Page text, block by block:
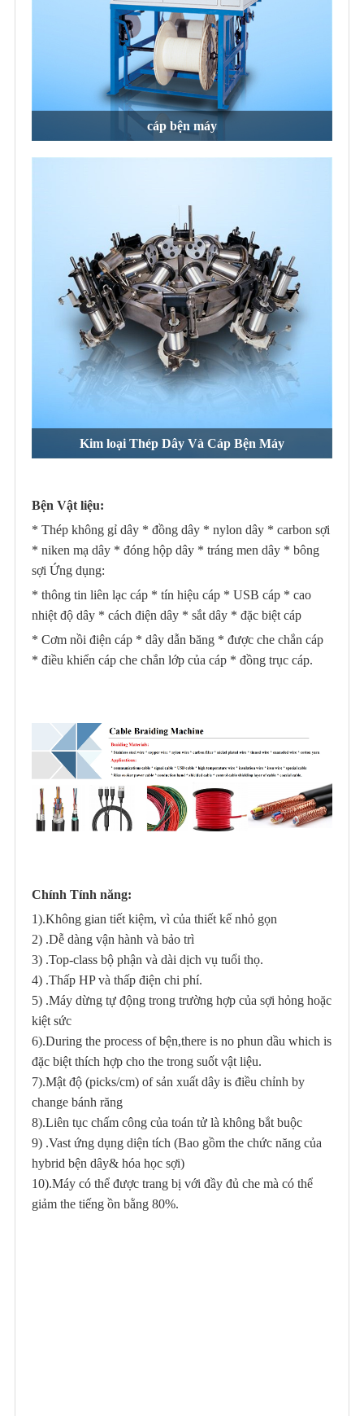
cáp bện máy
Kim loại Thép Dây Và Cáp Bện Máy
Bện Vật liệu:
* Thép không gỉ dây * đồng dây * nylon dây * carbon sợi
* niken mạ dây * đóng hộp dây * tráng men dây * bông
sợi Ứng dụng:
* thông tin liên lạc cáp * tín hiệu cáp * USB cáp * cao
nhiệt độ dây * cách điện dây * sắt dây * đặc biệt cáp
* Cơm nồi điện cáp * dây dẫn băng * được che chắn cáp
* điều khiển cáp che chắn lớp của cáp * đồng trục cáp.
Chính Tính năng:
1).Không gian tiết kiệm, vì của thiết kế nhỏ gọn
2) .Dễ dàng vận hành và bảo trì
3) .Top-class bộ phận và dài dịch vụ tuổi thọ.
4) .Thấp HP và thấp điện chi phí.
5) .Máy dừng tự động trong trường hợp của sợi hỏng hoặc
kiệt sức
6).During the process of bện,there is no phun dầu which is
đặc biệt thích hợp cho the trong suốt vật liệu.
7).Mật độ (picks/cm) of sản xuất dây is điều chỉnh by
change bánh răng
8).Liên tục chấm công của toán tử là không bắt buộc
9) .Vast ứng dụng diện tích (Bao gồm the chức năng của
hybrid bện dây& hóa học sợi)
10).Máy có thể được trang bị với đầy đủ che mà có thể
giảm the tiếng ồn bằng 80%.